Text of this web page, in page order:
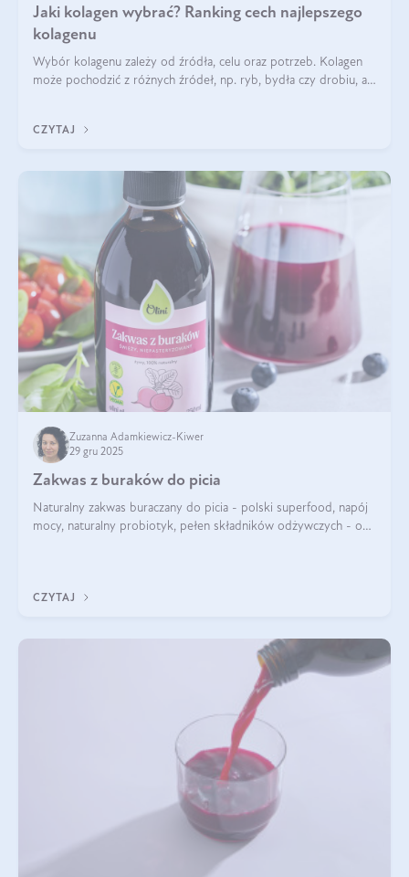
Jaki kolagen wybrać? Ranking cech najlepszego
kolagenu
Wybór kolagenu zależy od źródła, celu oraz potrzeb. Kolagen
może pochodzić z różnych źródeł, np. ryb, bydła czy drobiu, a
bydlęcy.
CZYTAJ
Zuzanna Adamkiewicz-Kiwer
29 gru 2025
Zakwas z buraków do picia
Naturalny zakwas buraczany do picia - polski superfood, napój
mocy, naturalny probiotyk, pełen składników odżywczych - o
CZYTAJ